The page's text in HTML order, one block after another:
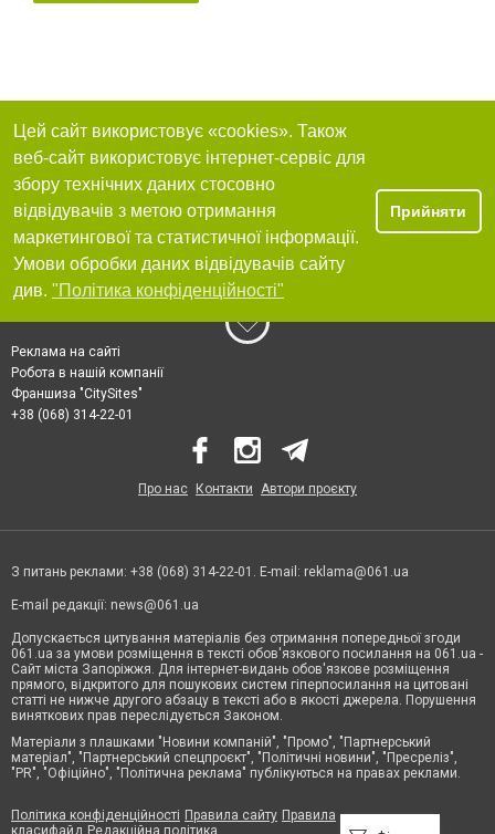
Цей сайт використовує «cookies». Також
веб-сайт використовує інтернет-сервіс для
збору технічних даних стосовно
відвідувачів з метою отримання
маркетингової та статистичної інформації.
Умови обробки даних відвідувачів сайту
див. "Політика конфіденційності"
Прийняти
Реклама на сайті
Робота в нашій компанії
Франшиза "CitySites"
+38 (068) 314-22-01
Про нас Контакти Автори проєкту
З питань реклами: +38 (068) 314-22-01. E-mail: reklama@061.ua
E-mail редакції: news@061.ua
Допускається цитування матеріалів без отримання попередньої згоди
061.ua за умови розміщення в тексті обов'язкового посилання на 061.ua -
Сайт міста Запоріжжя. Для інтернет-видань обов'язкове розміщення
прямого, відкритого для пошукових систем гіперпосилання на цитовані
статті не нижче другого абзацу в тексті або в якості джерела. Порушення
виняткових прав переслідується Законом.
Матеріали з плашками "Новини компаній", "Промо", "Партнерський
матеріал", "Партнерський спецпроєкт", "Політичні новини", "Пресреліз",
"PR", "Офіційно", "Політична реклама" публікуються на правах реклами.
Політика конфіденційності Правила сайту Правила
класифайд Редакційна політика